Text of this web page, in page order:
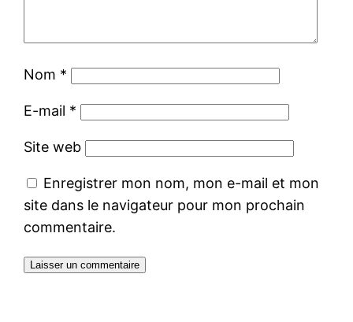
Nom *
E-mail *
Site web
Enregistrer mon nom, mon e-mail et mon
site dans le navigateur pour mon prochain
commentaire.